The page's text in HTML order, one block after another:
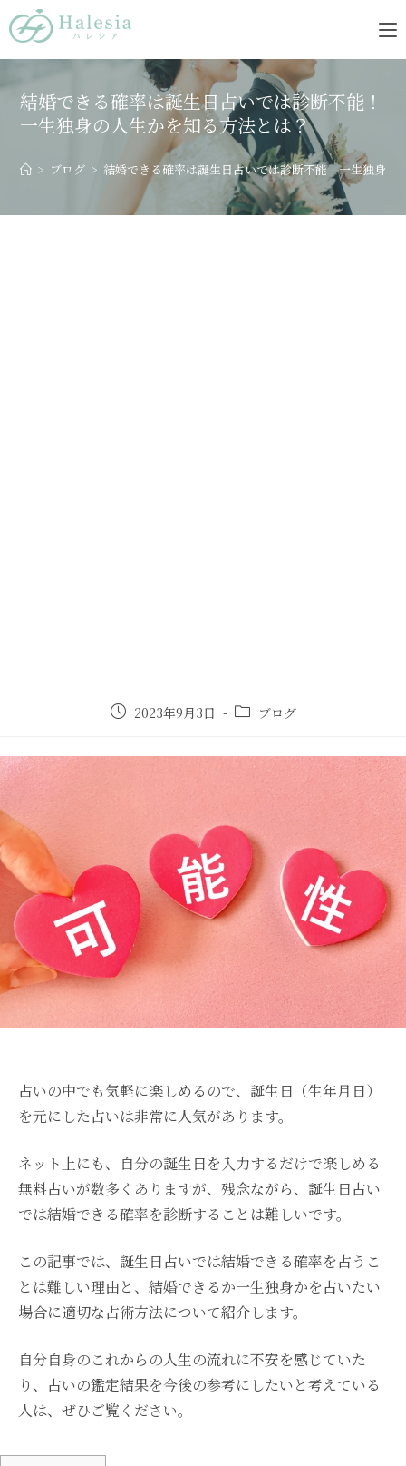
結婚できる確率は誕生日占いでは診断不能！
一生独身の人生かを知る方法とは？
> ブログ > 結婚できる確率は誕生日占いでは診断不能！一生独身の
2023年9月3日 ブログ
占いの中でも気軽に楽しめるので、誕生日（生年月日）
を元にした占いは非常に人気があります。
ネット上にも、自分の誕生日を入力するだけで楽しめる
無料占いが数多くありますが、残念ながら、誕生日占い
では結婚できる確率を診断することは難しいです。
この記事では、誕生日占いでは結婚できる確率を占うこ
とは難しい理由と、結婚できるか一生独身かを占いたい
場合に適切な占術方法について紹介します。
自分自身のこれからの人生の流れに不安を感じていた
り、占いの鑑定結果を今後の参考にしたいと考えている
人は、ぜひご覧ください。